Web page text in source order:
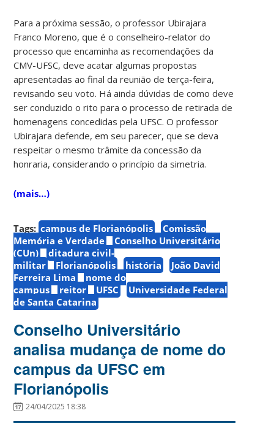
Para a próxima sessão, o professor Ubirajara
Franco Moreno, que é o conselheiro-relator do
processo que encaminha as recomendações da
CMV-UFSC, deve acatar algumas propostas
apresentadas ao final da reunião de terça-feira,
revisando seu voto. Há ainda dúvidas de como deve
ser conduzido o rito para o processo de retirada de
homenagens concedidas pela UFSC. O professor
Ubirajara defende, em seu parecer, que se deva
respeitar o mesmo trâmite da concessão da
honraria, considerando o princípio da simetria.
(mais…)
Tags: campus de Florianópolis
Comissão
Memória e Verdade
Conselho Universitário
(CUn)
ditadura civil-
militar
Florianópolis história
João David
Ferreira Lima
nome do
campus
reitor UFSC
Universidade Federal
de Santa Catarina
Conselho Universitário
analisa mudança de nome do
campus da UFSC em
Florianópolis
24/04/2025 18:38